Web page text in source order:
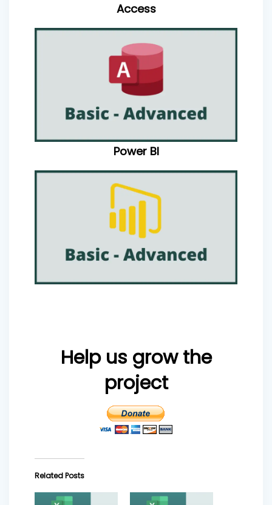
Access
Power BI
Help us grow the
project
Related Posts